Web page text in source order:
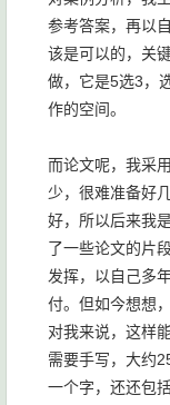
参考答案，再以
该是可以的，关
做，它是5选3，
作的空间。
而论文呢，我采
少，很难准备好
好，所以后来我
了一些论文的片
发挥，以自己多
付。但如今想想
对我来说，这样
需要手写，大约
一个字，还还包